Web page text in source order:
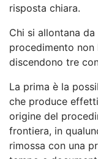
risposta chiara.
Chi si allontana
procedimento non
discendono tre
La prima è la
che produce
origine del
frontiera, in
rimossa con una